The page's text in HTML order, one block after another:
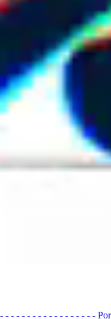
- - - - - - - - - - - - - - - - -